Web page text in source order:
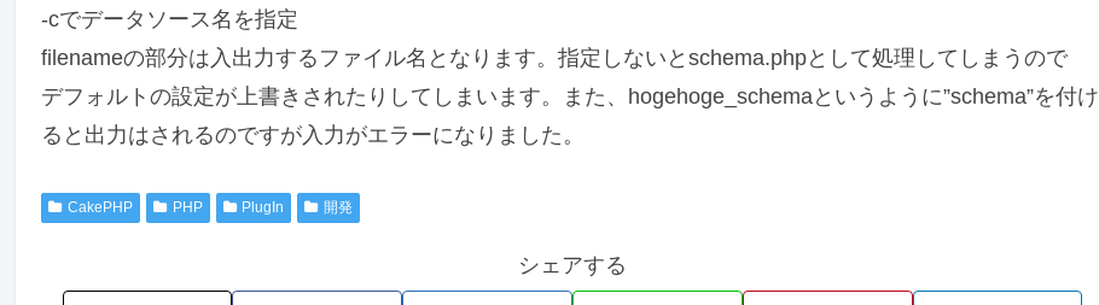
-cでデータソース名を指定
filenameの部分は入出力するファイル名となります。指定しないとschema.phpとして処理してしまうので
デフォルトの設定が上書きされたりしてしまいます。また、hogehoge_schemaというように”schema”を付け
ると出力はされるのですが入力がエラーになりました。
CakePHP PHP PlugIn 開発
シェアする